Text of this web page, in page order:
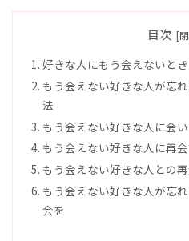
目次
好きな人にもう会えないと
もう会えない好きな人が忘
法
もう会えない好きな人に会
もう会えない好きな人に再
もう会えない好きな人との
もう会えない好きな人が忘
会を